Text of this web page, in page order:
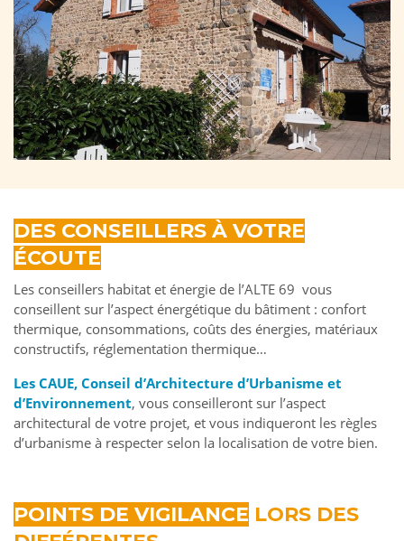
DES CONSEILLERS À VOTRE
ÉCOUTE
Les conseillers habitat et énergie de l’ALTE 69 vous
conseillent sur l’aspect énergétique du bâtiment : confort
thermique, consommations, coûts des énergies, matériaux
constructifs, réglementation thermique…
Les CAUE, Conseil d’Architecture d’Urbanisme et
d’Environnement, vous conseilleront sur l’aspect
architectural de votre projet, et vous indiqueront les règles
d’urbanisme à respecter selon la localisation de votre bien.
POINTS DE VIGILANCE LORS DES